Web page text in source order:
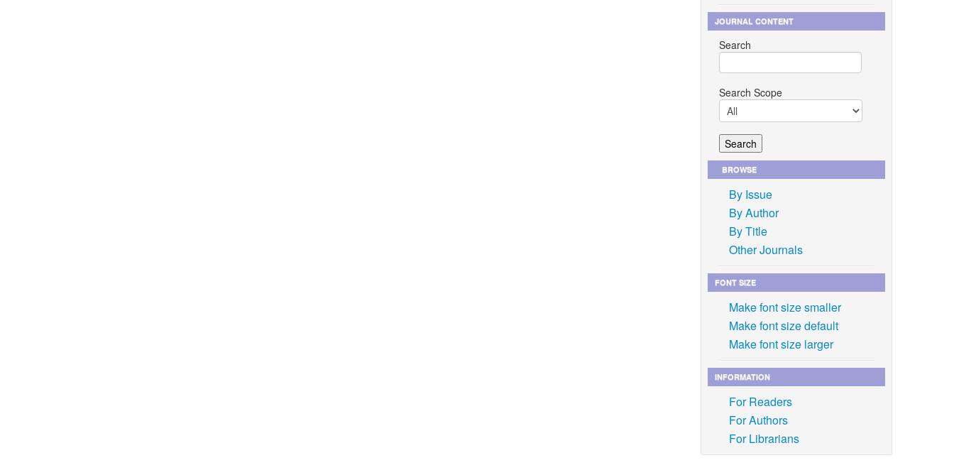
JOURNAL CONTENT
Search
Search Scope
BROWSE
By Issue
By Author
By Title
Other Journals
FONT SIZE
Make font size smaller
Make font size default
Make font size larger
INFORMATION
For Readers
For Authors
For Librarians